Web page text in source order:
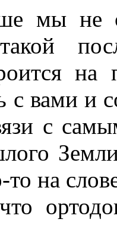
мы не
с вами и
с
на